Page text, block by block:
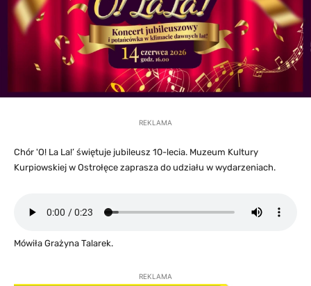
REKLAMA
Chór 'O! La La!’ świętuje jubileusz 10-lecia. Muzeum Kultury
Kurpiowskiej w Ostrołęce zaprasza do udziału w wydarzeniach.
Mówiła Grażyna Talarek.
REKLAMA